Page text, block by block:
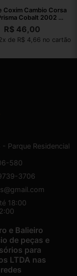
Coxim Cambio Corsa
Cobalt 2002 A
2010
R$ 46,00
de R$ 4,66 no cartão
Parque Residencial
580
3706
18:00
e Balieiro
de peças e
para
LTDA nas
redes